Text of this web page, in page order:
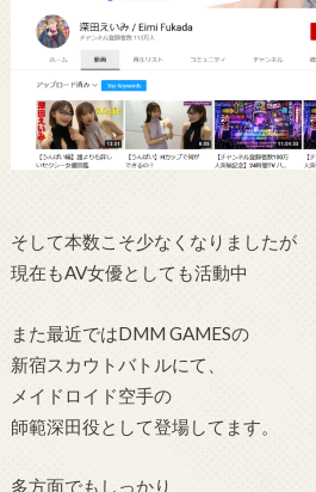
そして本数こそ少なくなりましたが
現在もAV女優としても活動中
また最近ではDMM GAMESの
新宿スカウトバトルにて、
メイドロイド空手の
師範深田役として登場してます。
多方面でもしっかり